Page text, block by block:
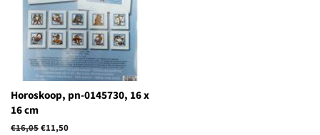
Horoskoop, pn-0145730, 16 x
16 cm
Normale
€16,05Aanbiedingsprijs
€11,50